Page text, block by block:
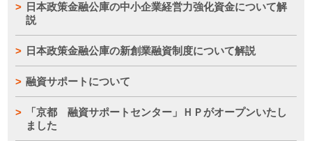
日本政策金融公庫の中小企業経営力強化資金について解
説
日本政策金融公庫の新創業融資制度について解説
融資サポートについて
「京都 融資サポートセンター」ＨＰがオープンいたし
ました